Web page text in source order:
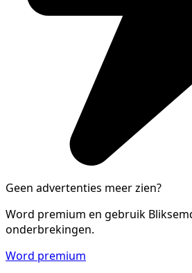
Geen advertenties meer zien?
Word premium en gebruik
onderbrekingen.
Word premium